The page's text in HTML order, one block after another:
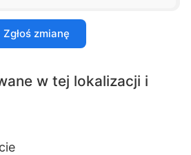
Zgłoś zmianę
w tej lokalizacji i